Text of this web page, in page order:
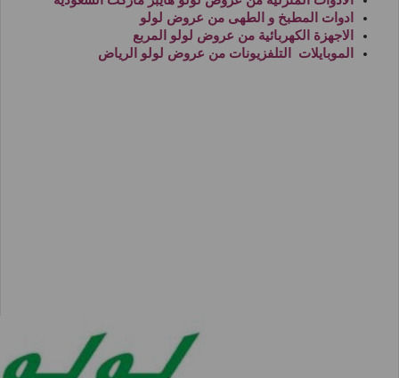
ادوات المطبخ و الطهى من عروض لولو
الاجهزة الكهربائية من عروض لولو المربع
الموبايلات التلفزيونات من عروض لولو الرياض